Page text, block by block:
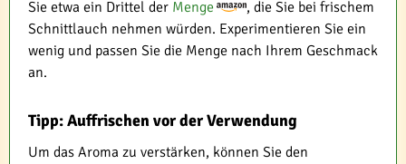
Sie etwa ein Drittel der Menge
, die Sie bei frischem
Schnittlauch nehmen würden. Experimentieren Sie ein
wenig und passen Sie die Menge nach Ihrem Geschmack
an.
Tipp: Auffrischen vor der Verwendung
Um das Aroma zu verstärken, können Sie den